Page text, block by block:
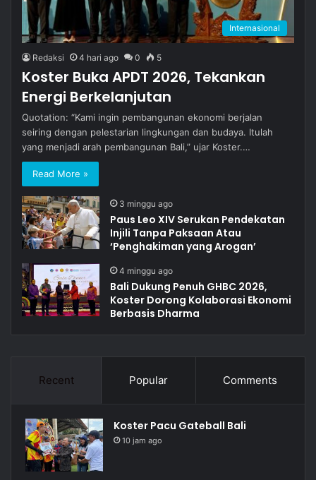
Internasional
Redaksi 4 hari ago 0 5
Koster Buka APDT 2026, Tekankan
Energi Berkelanjutan
Quotation: “Kami ingin pembangunan ekonomi berjalan
seiring dengan pelestarian lingkungan dan budaya. Itulah
yang menjadi arah pembangunan Bali,” ujar Koster.…
Read More »
3 minggu ago
Paus Leo XIV Serukan Pendekatan
Injili Tanpa Paksaan Atau
‘Penghakiman yang Arogan’
4 minggu ago
Bali Dukung Penuh GHBC 2026,
Koster Dorong Kolaborasi Ekonomi
Berbasis Dharma
Recent Popular Comments
Koster Pacu Gateball Bali
10 jam ago